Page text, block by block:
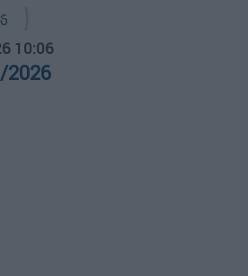
10:06
2026